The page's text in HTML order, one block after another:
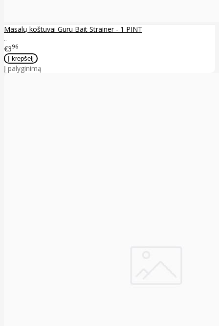
Masalų koštuvai Guru Bait Strainer - 1 PINT
..
€396
Į palyginimą